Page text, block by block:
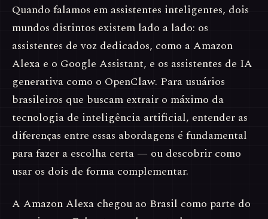
Quando falamos em assistentes inteligentes, dois
mundos distintos existem lado a lado: os
assistentes de voz dedicados, como a Amazon
Alexa e o Google Assistant, e os assistentes de IA
generativa como o OpenClaw. Para usuários
brasileiros que buscam extrair o máximo da
tecnologia de inteligência artificial, entender as
diferenças entre essas abordagens é fundamental
para fazer a escolha certa — ou descobrir como
usar os dois de forma complementar.
A Amazon Alexa chegou ao Brasil como parte do